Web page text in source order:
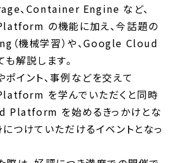
、Container Engine など、
の機能に加え、今話題の
機械学習）や、Google Cloud
解説します。
ポイント、事例などを交えて
を学んでいただくと同時
Platform を始めるきっかけとな
つけていただけるイベントとなっ